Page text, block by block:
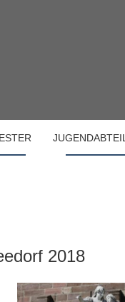
2018